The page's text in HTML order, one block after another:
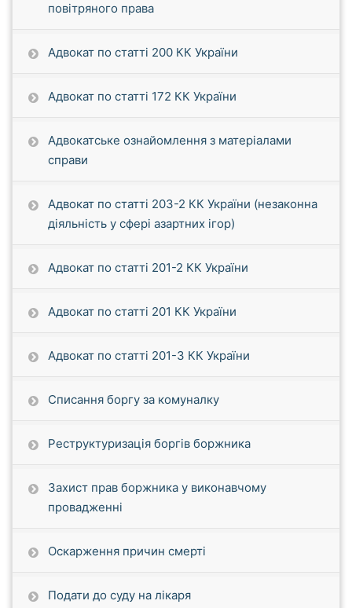
повітряного права
Адвокат по статті 200 КК України
Адвокат по статті 172 КК України
Адвокатське ознайомлення з матеріалами
справи
Адвокат по статті 203-2 КК України (незаконна
діяльність у сфері азартних ігор)
Адвокат по статті 201-2 КК України
Адвокат по статті 201 КК України
Адвокат по статті 201-3 КК України
Списання боргу за комуналку
Реструктуризація боргів боржника
Захист прав боржника у виконавчому
провадженні
Оскарження причин смерті
Подати до суду на лікаря